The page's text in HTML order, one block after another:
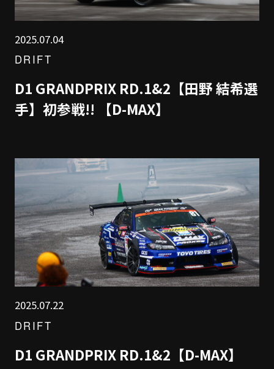
2025.07.04
DRIFT
D1 GRANDPRIX RD.1&2【田野 結希選
手】初参戦!! 【D-MAX】
2025.07.22
DRIFT
D1 GRANDPRIX RD.1&2【D-MAX】